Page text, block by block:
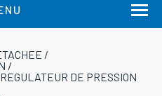
/
/
DE PRESSION